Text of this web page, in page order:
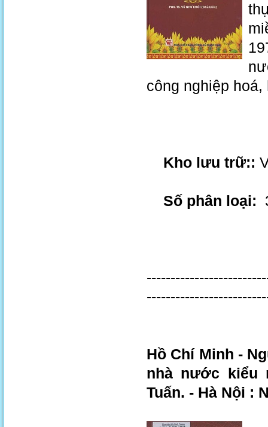
công nghiệp
Kho lưu trữ::
Số phân loại:
Hồ Chí Minh -
nhà nước kiểu
Tuấn. - Hà Nội :